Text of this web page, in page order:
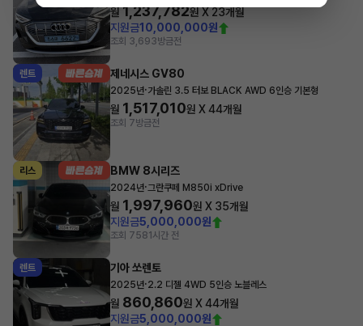
월 1,237,782원 X 23개월
지원금10,000,000원
조회 3,693방금전
렌트 제네시스 GV80
2025년·가솔린 3.5 터보 BLACK AWD 6인승 기본형
월 1,517,010원 X44개월
조회 7방금전
리스 BMW 8시리즈
2024년·그란쿠페 M850i xDrive
월 1,997,960원 X 35개월
지원금5,000,000원
조회 7581시간 전
렌트 기아 쏘렌토
2025년·2.2 디젤 4WD 5인승 노블레스
월 860,860원 X44개월
지원금5,000,000원